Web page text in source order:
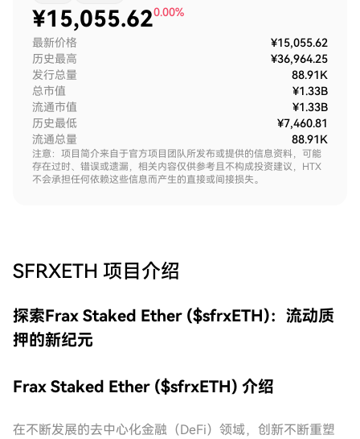
¥15,055.620.00%
最新价格
¥15,055.62
历史最高
¥36,964.25
发行总量
88.91K
总市值
¥1.33B
流通市值
¥1.33B
历史最低
¥7,460.81
流通总量
88.91K
注意：项目简介来自于官方项目团队所发布或提供的信息资料，可能
存在过时、错误或遗漏，相关内容仅供参考且不构成投资建议，HTX
不会承担任何依赖这些信息而产生的直接或间接损失。
SFRXETH 项目介绍
探索Frax Staked Ether ($sfrxETH)：流动质
押的新纪元
Frax Staked Ether ($sfrxETH) 介绍
在不断发展的去中心化金融（DeFi）领域，创新不断重塑